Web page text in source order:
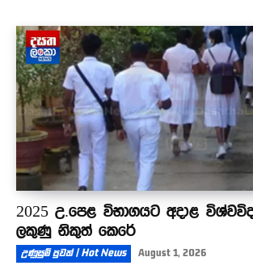
2025 උ.පෙළ විභාගයට අදාළ
ලකුණු නිකුත් කෙරේ
උණුසුම් පුවත් | Hot News August 1, 2026